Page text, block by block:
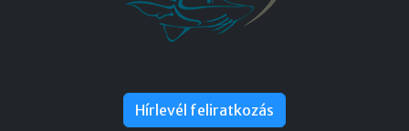
Hírlevél feliratkozás